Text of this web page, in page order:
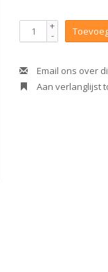
+
-
Email ons over
Aan verlanglijst